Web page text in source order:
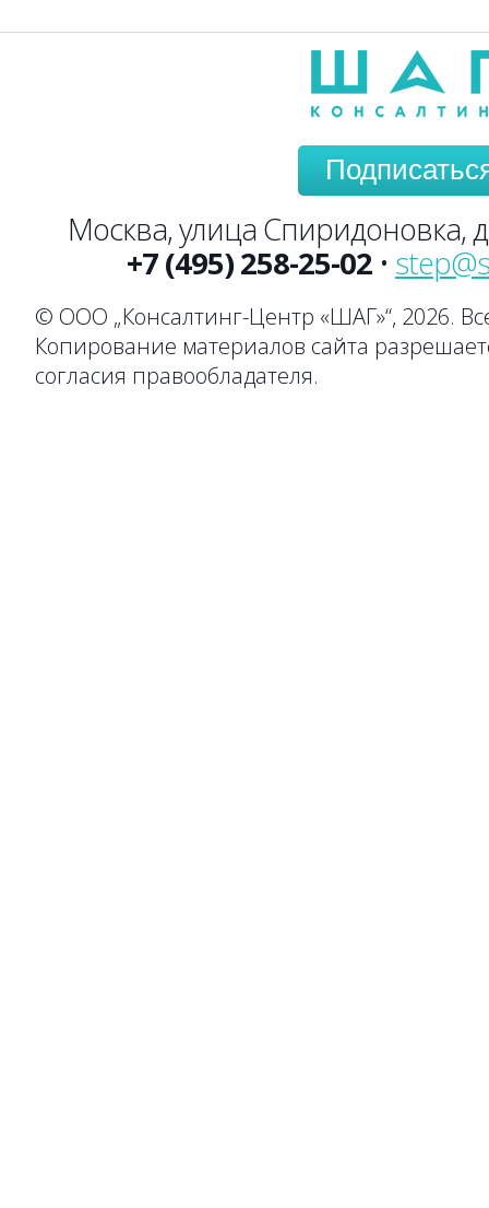
Москва, улица Спиридоновка,
+7 (495) 258-25-02 •
© ООО „Консалтинг-Центр «ШАГ»“, 2026.
Копирование материалов сайта
согласия правообладателя.